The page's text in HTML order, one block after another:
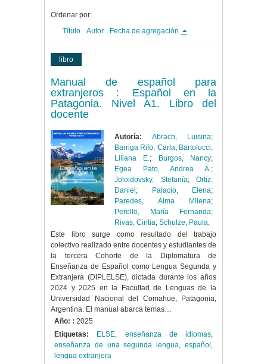
Ordenar por:
Título
Autor Fecha de agregación
libro
Manual de español para
extranjeros : Español en la
Patagonia. Nivel A1. Libro del
docente
Autoría: Abrach, Luisina;
Barriga Rifo, Carla; Bartolucci,
Liliana E.; Burgos, Nancy;
Egea Pato, Andrea A.;
Joloidovsky, Stefanía;Ortiz,
Daniel ; Palacio, Elena;
Paredes, Alma Milena;
Perello, María Fernanda;
Rivas, Cintia;Schulze, Paula;
Este libro surge como resultado del trabajo
colectivo realizado entre docentes y estudiantes de
la tercera Cohorte de la Diplomatura de
Enseñanza de Español como Lengua Segunda y
Extranjera (DIPLELSE), dictada durante los años
2024 y 2025 en la Facultad de Lenguas de la
Universidad Nacional del Comahue, Patagonia,
Argentina. El manual abarca temas…
Año: : 2025
Etiquetas:
ELSE, enseñanza de idiomas,
enseñanza de una segunda lengua,español ,
lengua extranjera